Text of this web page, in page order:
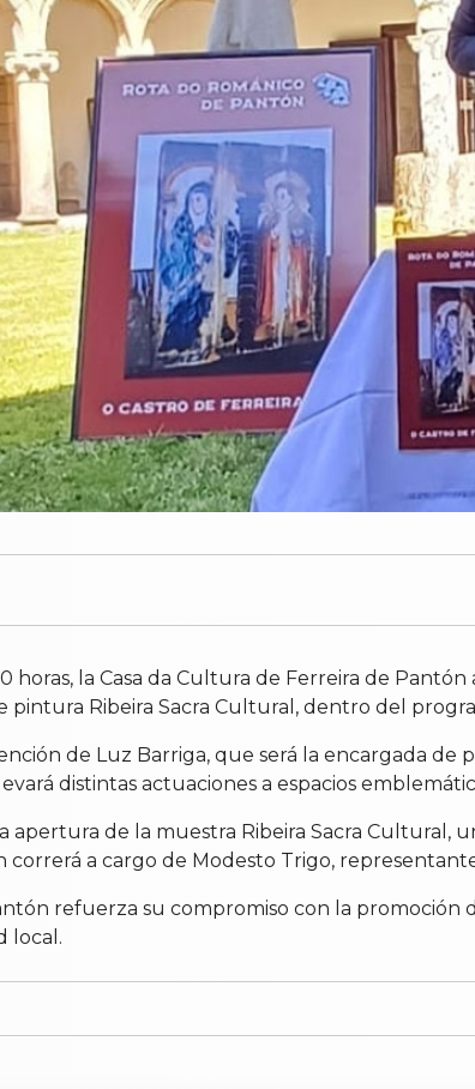
horas, la Casa da Cultura de Ferreira de
pintura Ribeira Sacra Cultural, dentro del
de Luz Barriga, que será la encargada de
distintas actuaciones a espacios
apertura de la muestra Ribeira Sacra Cultural,
correrá a cargo de Modesto Trigo,
refuerza su compromiso con la
local.